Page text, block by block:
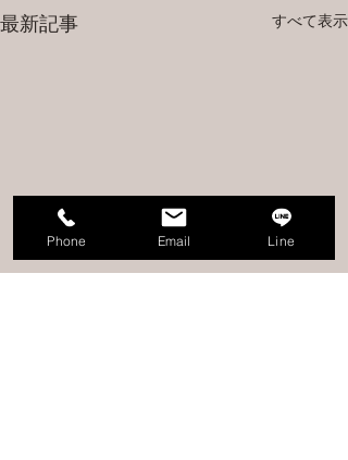
最新記事 すべて表示
Phone Email Line